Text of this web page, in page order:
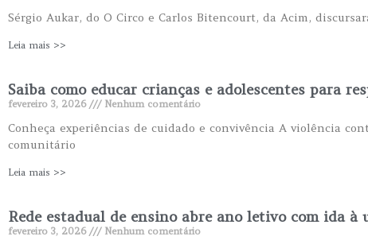
Sérgio Aukar, do O Circo e Carlos Bitencourt, da Acim,
Leia mais >>
Saiba como educar crianças e adolescentes para
fevereiro 3, 2026 Nenhum comentário
Conheça experiências de cuidado e convivência A violência
comunitário
Leia mais >>
Rede estadual de ensino abre ano letivo com ida à
fevereiro 3, 2026 Nenhum comentário